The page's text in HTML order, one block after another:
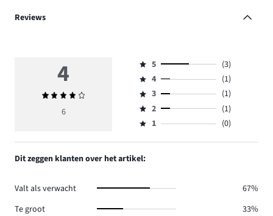
Reviews
4
Gemiddelde
beoordeling
6
Beoordeling
5,
aantal
reviews
3.
5
(3)
Beoordeling
4,
aantal
reviews
4
(1)
Beoordeling
3,
aantal
3
(1)
Beoordeling
2,
1.
2
(1)
Beoordeling
1,
aantal
reviews
1 (0)
Dit zeggen klanten over het artikel:
Valt als verwacht
67%
Te groot
33%